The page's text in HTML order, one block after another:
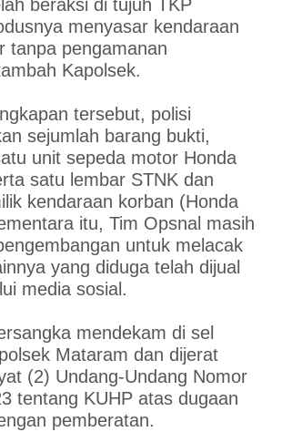
beraksi di tujuh TKP
menyasar kendaraan
tanpa pengamanan
Kapolsek.
tersebut, polisi
sejumlah barang bukti,
unit sepeda motor Honda
satu lembar STNK dan
kendaraan korban (Honda
itu, Tim Opsnal masih
untuk melacak
yang diduga telah dijual
media sosial.
mendekam di sel
Mataram dan dijerat
(2) Undang-Undang Nomor
tentang KUHP atas dugaan
pemberatan.